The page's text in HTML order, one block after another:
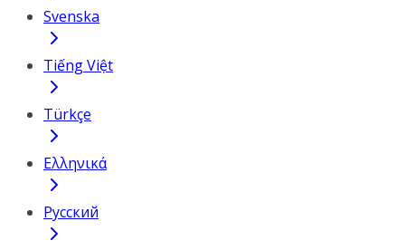
Svenska
Tiếng Việt
Türkçe
Ελληνικά
Русский